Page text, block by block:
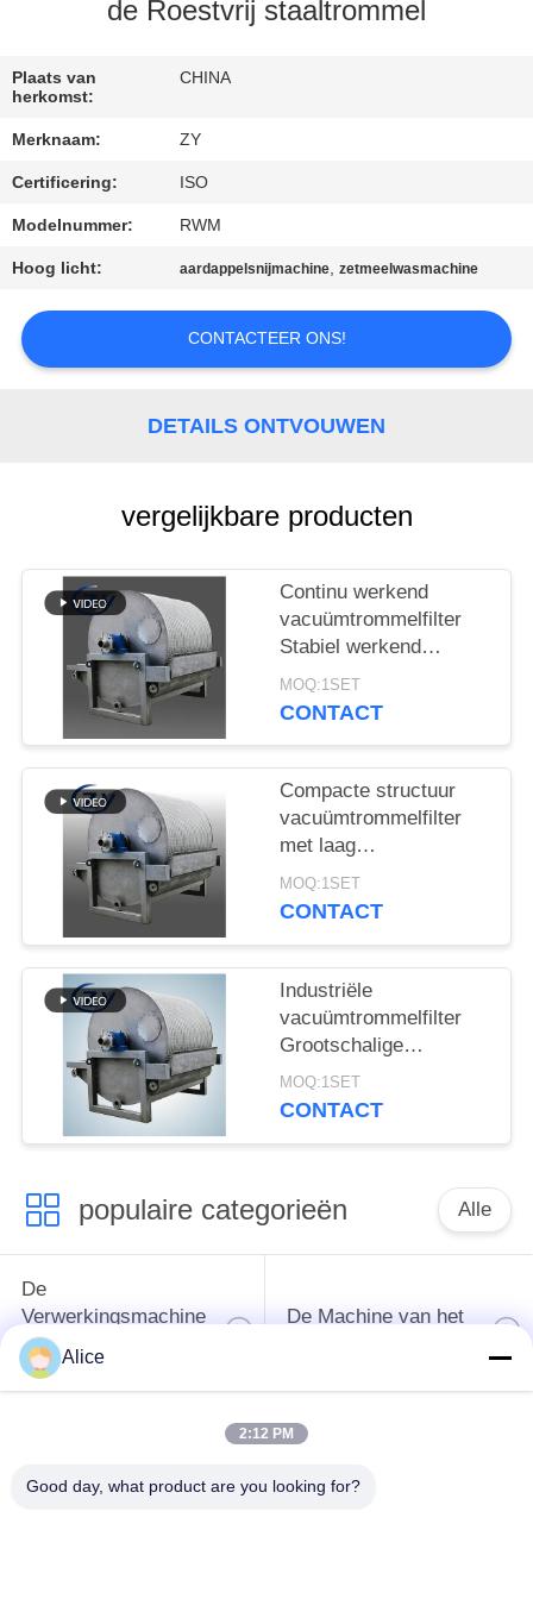
ONS
VERZOEK
OM EEN
CITAAT
POLICY
de Roestvrij staaltrommel
Plaats van
herkomst:
CHINA
Merknaam: ZY
Certificering: ISO
Modelnummer: RWM
Hoog licht: aardappelsnijmachine,zetmeelwasmachine
CONTACTEER ONS!
DETAILS ONTVOUWEN
vergelijkbare producten
Continu werkend
vacuümtrommelfilter
Stabiel werkend
ontwateringsapparatuur
voor de
MOQ:1SET
CONTACT
Compacte structuur
vacuümtrommelfilter
met laag
energieverbruik en
roestvrij staal SS304
MOQ:1SET
CONTACT
Industriële
vacuümtrommelfilter
Grootschalige
productie van
ontwateringstoestellen
MOQ:1SET
CONTACT
populaire categorieën Alle
De
Verwerkingsmachine
van het
maniokzetmeel
De Machine van het
De
van de maniokbloem
Alice
2:12 PM
Good day, what product are you looking for?